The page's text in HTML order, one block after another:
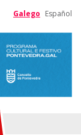
Galego Español